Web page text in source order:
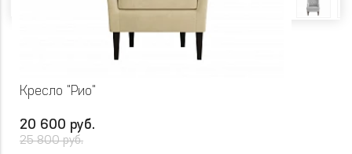
Кресло "Рио"
20 600 руб.
25 800 руб.